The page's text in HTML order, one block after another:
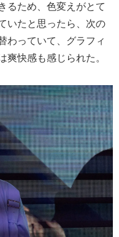
るため、色変えがとて
いたと思ったら、次の
わっていて、グラフィ
爽快感も感じられた。